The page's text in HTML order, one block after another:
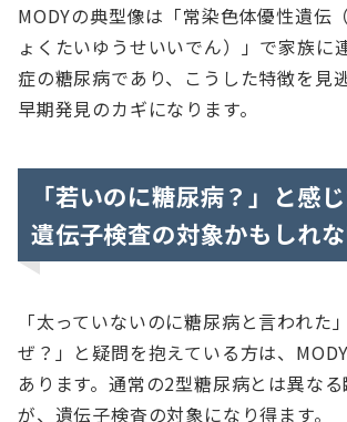
MODYの典型像は「常染色体優性遺伝
ょくたいゆうせいいでん）」で家族に
症の糖尿病であり、こうした特徴を見
早期発見のカギになります。
「若いのに糖尿病？」と感
遺伝子検査の対象かもしれ
「太っていないのに糖尿病と言われた
ぜ？」と疑問を抱えている方は、
あります。通常の2型糖尿病とは異な
が、遺伝子検査の対象になり得ます。